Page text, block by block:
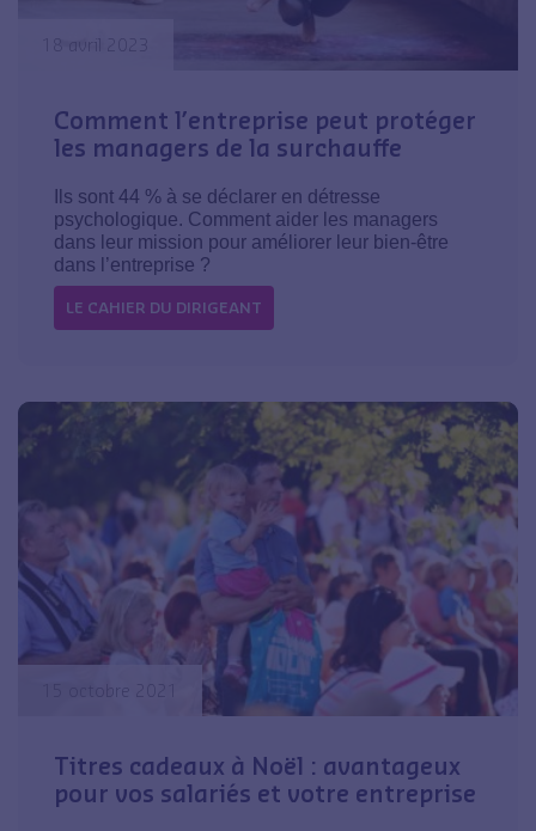
18 avril 2023
Comment l’entreprise peut protéger
les managers de la surchauffe
Ils sont 44 % à se déclarer en détresse
psychologique. Comment aider les managers
dans leur mission pour améliorer leur bien-être
dans l’entreprise ?
LE CAHIER DU DIRIGEANT
15 octobre 2021
Titres cadeaux à Noël : avantageux
pour vos salariés et votre entreprise